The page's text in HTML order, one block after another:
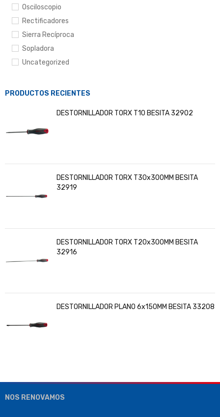
Osciloscopio
Rectificadores
Sierra Recíproca
Sopladora
Uncategorized
PRODUCTOS RECIENTES
DESTORNILLADOR TORX T10 BESITA 32902
DESTORNILLADOR TORX T30x300MM BESITA
32919
DESTORNILLADOR TORX T20x300MM BESITA
32916
DESTORNILLADOR PLANO 6x150MM BESITA 33208
NOS RENOVAMOS